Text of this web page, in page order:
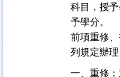
科目，授
予學分。
前項重修
列規定辦理
一、重修